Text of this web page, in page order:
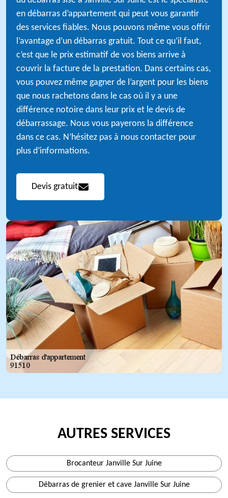
en débarras d’appartement qui peut vous garantir
des services fiables. Nous pouvons même vous offrir
l’avantage d’un débarras gratuit. Tout ce qu’il faut,
c’est que le prix estimatif de vos biens arrive à
couvrir la facture de la prestation. Dans certains cas,
vous pouvez même gagner de l’argent pour les biens
que nous rachetons dans le cas où il y a une
différence notoire dans leur prix et le devis de
débarrassage. Nous vous payerons la différence
dans ce cas. N’hésitez pas à nous contacter pour
plus d’informations.
Devis gratuit
AUTRES SERVICES
Brocanteur Janville Sur Juine
Débarras de grenier et cave Janville Sur Juine